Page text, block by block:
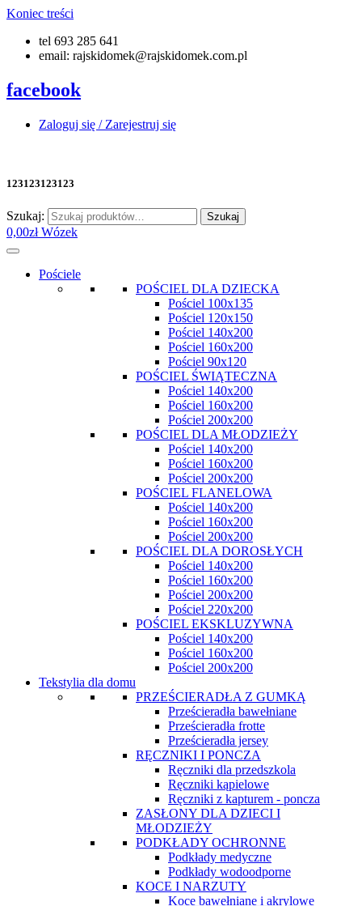
Koniec treści
tel 693 285 641
email: rajskidomek@rajskidomek.com.pl
facebook
Zaloguj się / Zarejestruj się
123123123123
Szukaj: Szukaj
0,00zł Wózek
Pościele
POŚCIEL DLA DZIECKA
Pościel 100x135
Pościel 120x150
Pościel 140x200
Pościel 160x200
Pościel 90x120
POŚCIEL ŚWIĄTECZNA
Pościel 140x200
Pościel 160x200
Pościel 200x200
POŚCIEL DLA MŁODZIEŻY
Pościel 140x200
Pościel 160x200
Pościel 200x200
POŚCIEL FLANELOWA
Pościel 140x200
Pościel 160x200
Pościel 200x200
POŚCIEL DLA DOROSŁYCH
Pościel 140x200
Pościel 160x200
Pościel 200x200
Pościel 220x200
POŚCIEL EKSKLUZYWNA
Pościel 140x200
Pościel 160x200
Pościel 200x200
Tekstylia dla domu
PRZEŚCIERADŁA Z GUMKĄ
Prześcieradła bawełniane
Prześcieradła frotte
Prześcieradła jersey
RĘCZNIKI I PONCZA
Ręczniki dla przedszkola
Ręczniki kąpielowe
Ręczniki z kapturem - poncza
ZASŁONY DLA DZIECI I
MŁODZIEŻY
PODKŁADY OCHRONNE
Podkłady medyczne
Podkłady wodoodporne
KOCE I NARZUTY
Koce bawełniane i akrylowe